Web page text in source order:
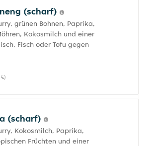
(scharf)
grünen Bohnen, Paprika,
Kokosmilch und einer
Fisch oder Tofu gegen
(scharf)
Kokosmilch, Paprika,
Früchten und einer